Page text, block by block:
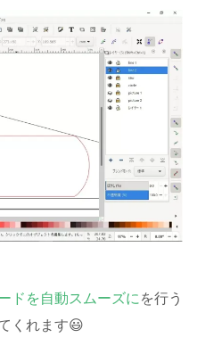
ドを自動スムーズに を行う
くれます😃